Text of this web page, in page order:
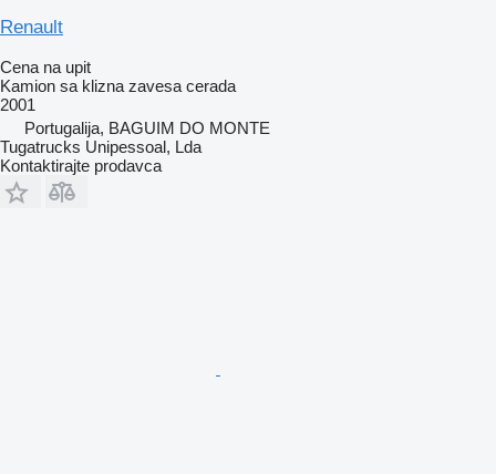
Renault
Cena na upit
Kamion sa klizna zavesa cerada
2001
Portugalija, BAGUIM DO MONTE
Tugatrucks Unipessoal, Lda
Kontaktirajte prodavca